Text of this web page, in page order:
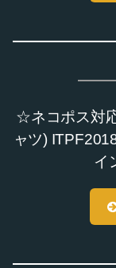
☆ネコポス対
ャツ)
イ